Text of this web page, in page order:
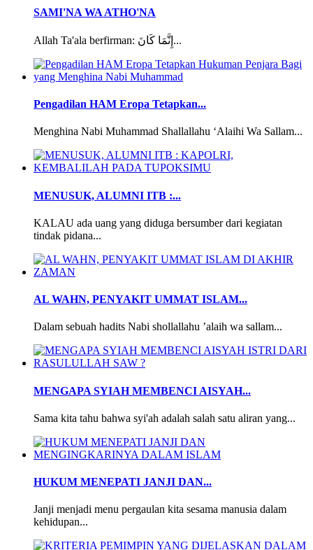
SAMI'NA WA ATHO'NA
Allah Ta'ala berfirman: إِنَّمَا كَانَ...
Pengadilan HAM Eropa Tetapkan...
Menghina Nabi Muhammad Shallallahu ‘Alaihi Wa Sallam...
MENUSUK, ALUMNI ITB :...
KALAU ada uang yang diduga bersumber dari kegiatan
tindak pidana...
AL WAHN, PENYAKIT UMMAT ISLAM...
Dalam sebuah hadits Nabi shollallahu ’alaih wa sallam...
MENGAPA SYIAH MEMBENCI AISYAH...
Sama kita tahu bahwa syi'ah adalah salah satu aliran yang...
HUKUM MENEPATI JANJI DAN...
Janji menjadi menu pergaulan kita sesama manusia dalam
kehidupan...